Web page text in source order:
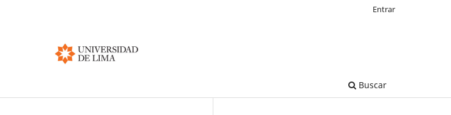
Buscar
Entrar